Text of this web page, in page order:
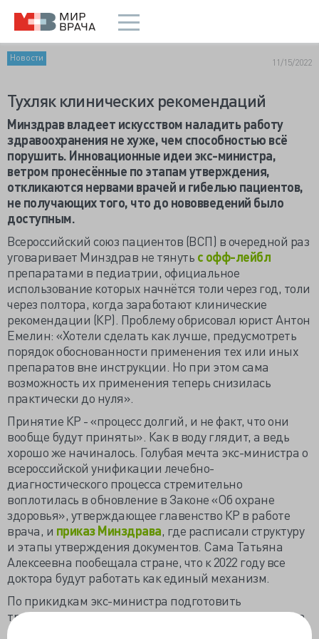
Новости 11/15/2022
Тухляк клинических рекомендаций
Минздрав владеет искусством наладить работу
здравоохранения не хуже, чем способностью всё
порушить. Инновационные идеи экс-министра,
ветром пронесённые по этапам утверждения,
откликаются нервами врачей и гибелью пациентов,
не получающих того, что до нововведений было
доступным.
Всероссийский союз пациентов (ВСП) в очередной раз
уговаривает Минздрав не тянуть с офф-лейбл
препаратами в педиатрии, официальное
использование которых начнётся толи через год, толи
через полтора, когда заработают клинические
рекомендации (КР). Проблему обрисовал юрист Антон
Емелин: «Хотели сделать как лучше, предусмотреть
порядок обоснованности применения тех или иных
препаратов вне инструкции. Но при этом сама
возможность их применения теперь снизилась
практически до нуля».
Принятие КР - «процесс долгий, и не факт, что они
вообще будут приняты». Как в воду глядит, а ведь
хорошо же начиналось. Голубая мечта экс-министра о
всероссийской унификации лечебно-
диагностического процесса стремительно
воплотилась в обновление в Законе «Об охране
здоровья», утверждающее главенство КР в работе
врача, и приказ Минздрава, где расписали структуру
и этапы утверждения документов. Сама Татьяна
Алексеевна пообещала стране, что к 2022 году все
доктора будут работать как единый механизм.
По прикидкам экс-министра подготовить
требовалось около 1200 документов, составлять их на
бесплатной основе